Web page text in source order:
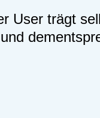
User trägt